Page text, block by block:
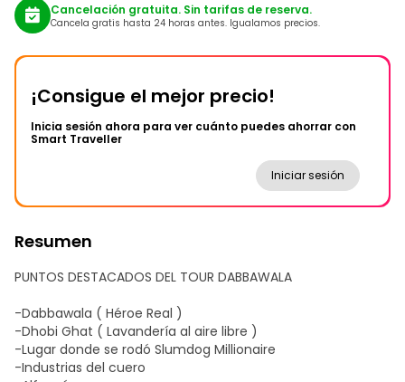
Cancelación gratuita. Sin tarifas de reserva.
Cancela gratis hasta 24 horas antes. Igualamos precios.
¡Consigue el mejor precio!
Inicia sesión ahora para ver cuánto puedes ahorrar con
Smart Traveller
Iniciar sesión
Resumen
PUNTOS DESTACADOS DEL TOUR DABBAWALA
-Dabbawala ( Héroe Real )
-Dhobi Ghat ( Lavandería al aire libre )
-Lugar donde se rodó Slumdog Millionaire
-Industrias del cuero